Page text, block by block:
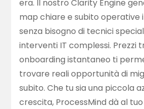
era. Il nostro Clarity Engine
map chiare e subito operative
senza bisogno di tecnici
interventi IT complessi. Prezzi
onboarding istantaneo ti
trovare reali opportunità di
subito. Che tu sia una piccola
crescita, ProcessMind dà al